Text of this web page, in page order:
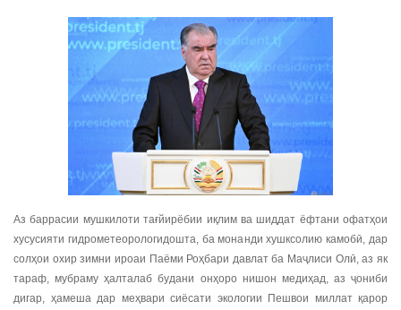
Аз баррасии мушкилоти тағйирёбии иқлим ва шиддат ёфтани офатҳои
хусусияти гидрометеорологидошта, ба монанди хушксолию камобӣ, дар
солҳои охир зимни ироаи Паёми Роҳбари давлат ба Маҷлиси Олӣ, аз як
тараф, мубраму ҳалталаб будани онҳоро нишон медиҳад, аз ҷониби
дигар, ҳамеша дар меҳвари сиёсати экологии Пешвои миллат қарор